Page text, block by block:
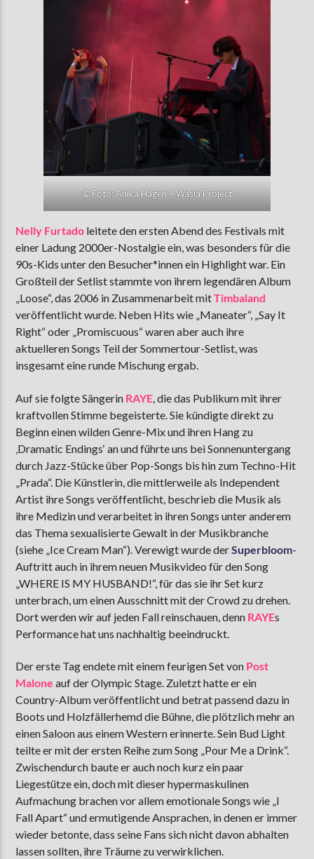
©Foto: Anika Hagen – Wasia Project
Nelly Furtado leitete den ersten Abend des Festivals mit
einer Ladung 2000er-Nostalgie ein, was besonders für die
90s-Kids unter den Besucher*innen ein Highlight war. Ein
Großteil der Setlist stammte von ihrem legendären Album
„Loose“, das 2006 in Zusammenarbeit mitTimbaland
veröffentlicht wurde. Neben Hits wie „Maneater“, „Say It
Right“ oder „Promiscuous“ waren aber auch ihre
aktuelleren Songs Teil der Sommertour-Setlist, was
insgesamt eine runde Mischung ergab.
Auf sie folgte Sängerin RAYE, die das Publikum mit ihrer
kraftvollen Stimme begeisterte. Sie kündigte direkt zu
Beginn einen wilden Genre-Mix und ihren Hang zu
‚Dramatic Endings‘ an und führte uns bei Sonnenuntergang
durch Jazz-Stücke über Pop-Songs bis hin zum Techno-Hit
„Prada“. Die Künstlerin, die mittlerweile als Independent
Artist ihre Songs veröffentlicht, beschrieb die Musik als
ihre Medizin und verarbeitet in ihren Songs unter anderem
das Thema sexualisierte Gewalt in der Musikbranche
(siehe „Ice Cream Man“). Verewigt wurde derSuperbloom-
Auftritt auch in ihrem neuen Musikvideo für den Song
„WHERE IS MY HUSBAND!“, für das sie ihr Set kurz
unterbrach, um einen Ausschnitt mit der Crowd zu drehen.
Dort werden wir auf jeden Fall reinschauen, denn RAYEs
Performance hat uns nachhaltig beeindruckt.
Der erste Tag endete mit einem feurigen Set von Post
Malone auf der Olympic Stage. Zuletzt hatte er ein
Country-Album veröffentlicht und betrat passend dazu in
Boots und Holzfällerhemd die Bühne, die plötzlich mehr an
einen Saloon aus einem Western erinnerte. Sein Bud Light
teilte er mit der ersten Reihe zum Song „Pour Me a Drink“.
Zwischendurch baute er auch noch kurz ein paar
Liegestütze ein, doch mit dieser hypermaskulinen
Aufmachung brachen vor allem emotionale Songs wie „I
Fall Apart“ und ermutigende Ansprachen, in denen er immer
wieder betonte, dass seine Fans sich nicht davon abhalten
lassen sollten, ihre Träume zu verwirklichen.